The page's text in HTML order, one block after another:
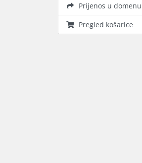
Prijenos u domenu
Pregled košarice